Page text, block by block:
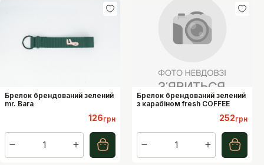
Брелок брендований зелений
mr. Bara
126грн
1
Брелок брендований зелений
з карабіном fresh COFFEE
252грн
1